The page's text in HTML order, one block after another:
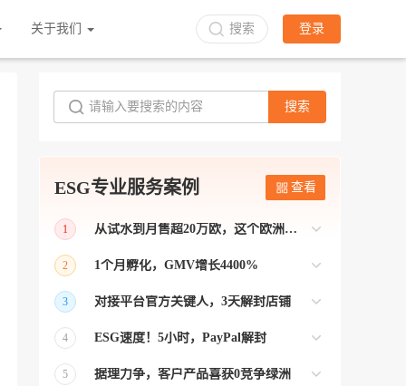
关于我们 搜索 登录
搜索
ESG专业服务案例 查看
1
从试水到月售超20万欧，这个欧洲本土平台被低估了
2
1个月孵化，GMV增长4400%
业】 >> Gmarket卖家店铺经过ESG跨境客
3
对接平台官方关键人，3天解封店铺
跨境帮我解决了韩国平台店铺异常问题
4
ESG速度！5小时，PayPal解封
ESG拥有Paypal支付和Onbuy平台双绿通道
5
据理力争，客户产品喜获0竞争绿洲